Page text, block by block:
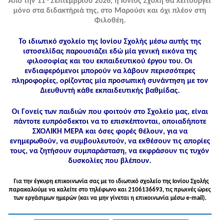
μόνο στα διδακτήριά της, στο Μαρούσι και όχι πλέον στη
Φιλοθέη.
Το ιδιωτικό σχολείο της Ιονίου Σχολής μέσω αυτής της
ιστοσελίδας παρουσιάζει εδώ μία γενική εικόνα της
φιλοσοφίας και του εκπαιδευτικού έργου του. Οι
ενδιαφερόμενοι μπορούν να λάβουν περισσότερες
πληροφορίες, ορίζοντας μία προσωπική συνάντηση με τον
Διευθυντή κάθε εκπαιδευτικής βαθμίδας.
Οι Γονείς των παιδιών που φοιτούν στο Σχολείο μας, είναι
πάντοτε ευπρόσδεκτοι να το επισκέπτονται, οποιαδήποτε
ΣΧΟΛΙΚΗ ΜΕΡΑ και όσες φορές θέλουν, για να
ενημερωθούν, να συμβουλευτούν, να εκθέσουν τις απορίες
τους, να ζητήσουν συμπαράσταση, να εκφράσουν τις τυχόν
δυσκολίες που βλέπουν.
Για την έγκυρη επικοινωνία σας με το ιδιωτικό σχολείο της Ιονίου Σχολής
παρακαλούμε να καλείτε στo τηλέφωνo και 2106136693, τις πρωινές ώρες
των εργάσιμων ημερών (και να μην γίνεται η επικοινωνία μέσω e-mail).